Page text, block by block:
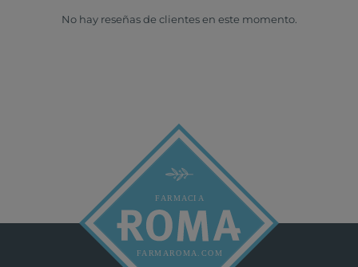
No hay reseñas de clientes en este momento.